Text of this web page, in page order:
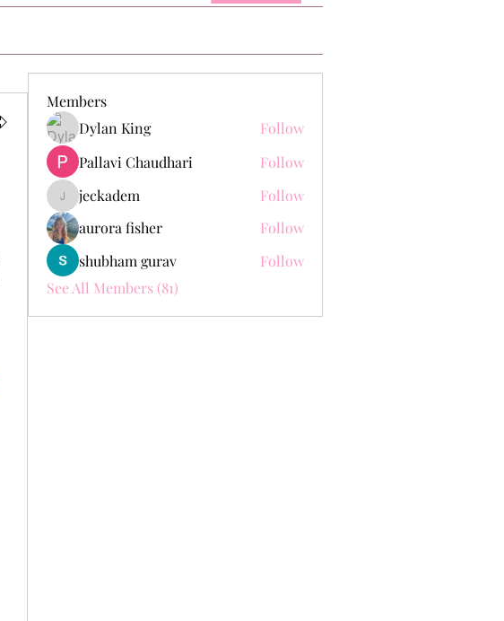
Members
Dylan King
Follow
Pallavi Chaudhari
Follow
jeckadem
jeckadem
Follow
aurora fisher
Follow
shubham gurav
Follow
See All Members (81)